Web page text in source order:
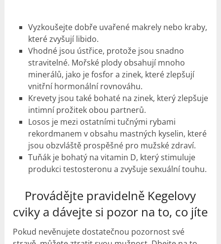
Vyzkoušejte dobře uvařené makrely nebo kraby,
které zvyšují libido.
Vhodné jsou ústřice, protože jsou snadno
stravitelné. Mořské plody obsahují mnoho
minerálů, jako je fosfor a zinek, které zlepšují
vnitřní hormonální rovnováhu.
Krevety jsou také bohaté na zinek, který zlepšuje
intimní prožitek obou partnerů.
Losos je mezi ostatními tučnými rybami
rekordmanem v obsahu mastných kyselin, které
jsou obzvláště prospěšné pro mužské zdraví.
Tuňák je bohatý na vitamin D, který stimuluje
produkci testosteronu a zvyšuje sexuální touhu.
Provádějte pravidelně Kegelovy
cviky a dávejte si pozor na to, co jíte
Pokud nevěnujete dostatečnou pozornost své